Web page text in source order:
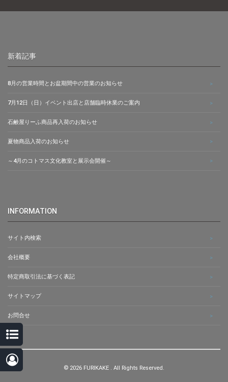
新着記事
8月の営業時間とお盆期間中の営業のお知らせ
7月12日（日）イベント出店と店舗臨時休業のご案内
石鹸屋りーふ商品再入荷のお知らせ
夏物商品入荷のお知らせ
～4月のコトマス文化教室と展示会開催～
INFORMATION
サイト内検索
会社概要
特定商取引法に基づく表記
サイトマップ
お問合せ
© 2026 FURIKAKE . All Rights Reserved.